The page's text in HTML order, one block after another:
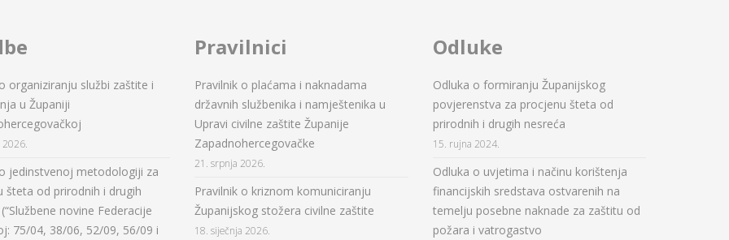
organiziranju službi zaštite i
u Županiji
2026.
jedinstvenoj metodologiji za
šteta od prirodnih i drugih
novine Federacije
75/04, 38/06, 52/09, 56/09 i
Pravilnici
Pravilnik o plaćama i naknadama
državnih službenika i namještenika u
Upravi civilne zaštite Županije
Zapadnohercegovačke
21. srpnja 2026.
Pravilnik o kriznom komuniciranju
Županijskog stožera civilne zaštite
18. siječnja 2026.
Odluke
Odluka o formiranju Županijskog
povjerenstva za procjenu šteta od
prirodnih i drugih nesreća
15. rujna 2024.
Odluka o uvjetima i načinu korištenja
financijskih sredstava ostvarenih na
temelju posebne naknade za zaštitu od
požara i vatrogastvo